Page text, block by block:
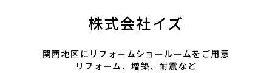
株式会社イズ
関西地区にリフォームショールームをご用意
リフォーム、増築、耐震など